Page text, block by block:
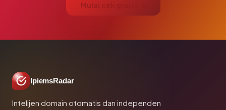
Mulai cek gratis →
IpiemsRadar
Intelijen domain otomatis dan independen